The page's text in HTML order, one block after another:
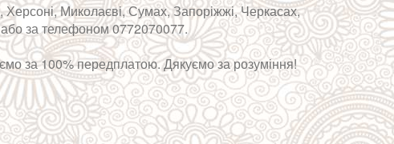
Миколаєві, Сумах, Запоріжжі, Черкасах,
або за телефоном 0772070077.
за 100% передплатою. Дякуємо за розуміння!